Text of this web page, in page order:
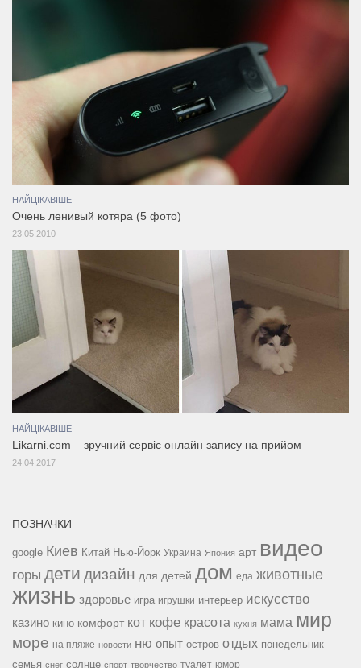
НАЙЦІКАВІШЕ
Очень ленивый котяра (5 фото)
23.05.2010
НАЙЦІКАВІШЕ
Likarni.com – зручний сервіс онлайн запису на прийом
24.04.2017
ПОЗНАЧКИ
google Киев Китай Нью-Йорк Украина Япония арт видео
горы дети дизайн для детей дом еда животные
жизнь здоровье игра игрушки интерьер искусство
казино кино комфорт кот кофе красота кухня мама мир
море на пляже новости ню опыт остров отдых понедельник
семья снег солнце спорт творчество туалет юмор